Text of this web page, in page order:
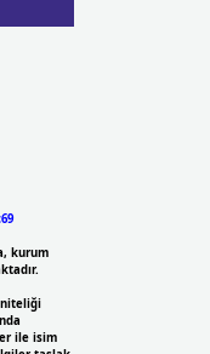
kurum
niteliği
ile isim